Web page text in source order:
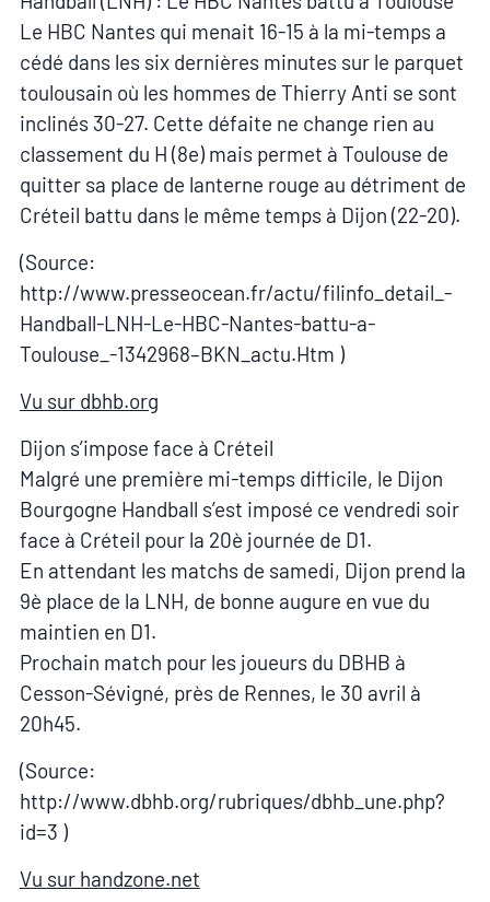
Le HBC Nantes qui menait 16-15 à la mi-temps a
cédé dans les six dernières minutes sur le parquet
toulousain où les hommes de Thierry Anti se sont
inclinés 30-27. Cette défaite ne change rien au
classement du H (8e) mais permet à Toulouse de
quitter sa place de lanterne rouge au détriment de
Créteil battu dans le même temps à Dijon (22-20).
(Source:
http://www.presseocean.fr/actu/filinfo_detail_-
Handball-LNH-Le-HBC-Nantes-battu-a-
Toulouse_-1342968–BKN_actu.Htm )
Vu sur dbhb.org
Dijon s’impose face à Créteil
Malgré une première mi-temps difficile, le Dijon
Bourgogne Handball s’est imposé ce vendredi soir
face à Créteil pour la 20è journée de D1.
En attendant les matchs de samedi, Dijon prend la
9è place de la LNH, de bonne augure en vue du
maintien en D1.
Prochain match pour les joueurs du DBHB à
Cesson-Sévigné, près de Rennes, le 30 avril à
20h45.
(Source:
http://www.dbhb.org/rubriques/dbhb_une.php?
id=3 )
Vu sur handzone.net